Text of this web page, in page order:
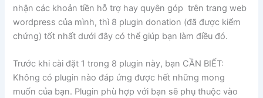
nhận các khoản tiền hỗ trợ hay quyên góp trên trang web
wordpress của mình, thì 8 plugin donation (đã được kiểm
chứng) tốt nhất dưới đây có thể giúp bạn làm điều đó.
Trước khi cài đặt 1 trong 8 plugin này, bạn CẦN BIẾT:
Không có plugin nào đáp ứng được hết những mong
muốn của bạn. Plugin phù hợp với bạn sẽ phụ thuộc vào